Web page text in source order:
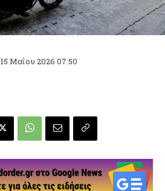
15 Μαΐου 2026 07:50